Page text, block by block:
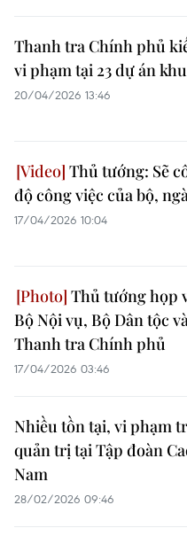
Thanh tra Chính phủ
vi phạm tại 23 dự án
20/04/2026 13:46
Thủ tướng: Sẽ
độ công việc của bộ,
17/04/2026 10:04
Thủ tướng họp
Bộ Nội vụ, Bộ Dân tộc
Thanh tra Chính phủ
17/04/2026 03:46
Nhiều tồn tại, vi phạm
quản trị tại Tập đoàn
Nam
28/02/2026 09:46